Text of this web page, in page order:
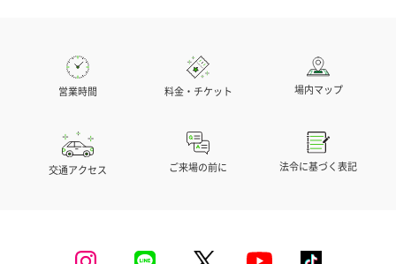
コレーションしたチョコレートケーキです。
チョコレートケーキ
4号／13cm 4,200円
5号／15cm 4,700円
※ご宿泊日4日前以降～当日15:00までは予約セン
ターにてお電話でご注文を承ります。
64-0489 (9:30-17:00)
マルシェランのアレルギー対応をご理解のうえ、
し上げます。ご質問やご相談等がございましたら
お気軽にお問合せください。
営業時間 料金・チケット 場内マップ
交通アクセス ご来場の前に 法令に基づく表記